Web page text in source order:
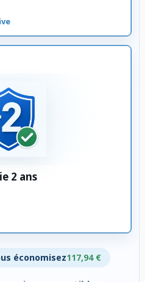
2 ans
économisez117,94 €